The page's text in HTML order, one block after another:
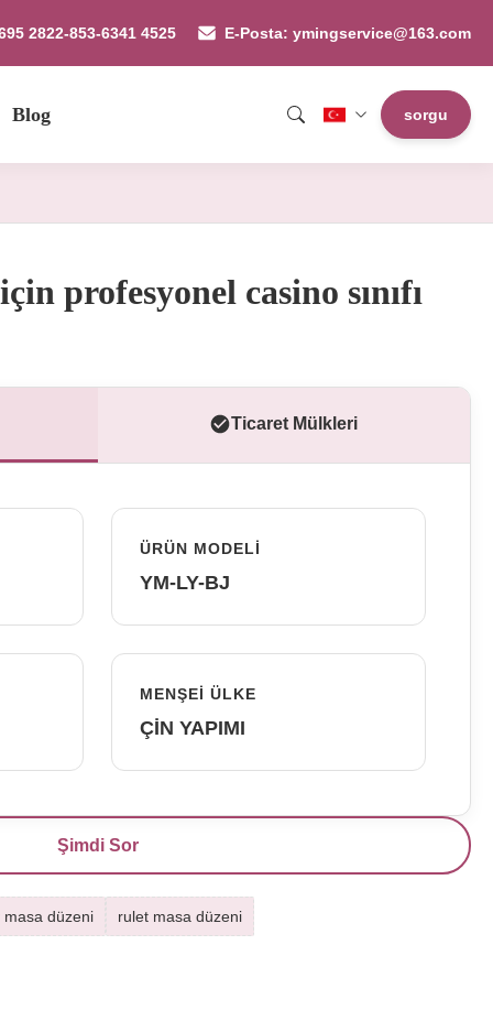
2822-853-6341 4525 E-Posta: ymingservice@163.com
Blog sorgu
profesyonel casino sınıfı
Ticaret Mülkleri
ÜRÜN MODELI
YM-LY-BJ
MENŞEI ÜLKE
ÇİN YAPIMI
Şimdi Sor
masa düzeni rulet masa düzeni